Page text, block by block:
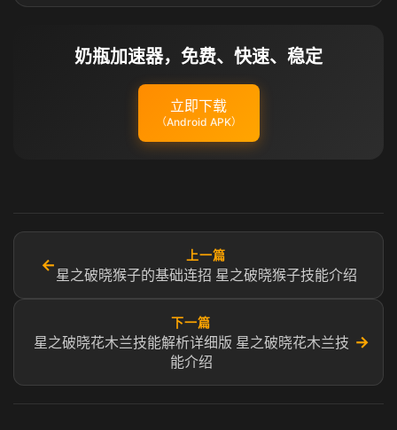
奶瓶加速器，免费、快速、稳定
立即下载
（Android APK）
←
上一篇
星之破晓猴子的基础连招 星之破晓猴子技能介绍
下一篇
星之破晓花木兰技能解析详细版 星之破晓花木兰技
能介绍
→